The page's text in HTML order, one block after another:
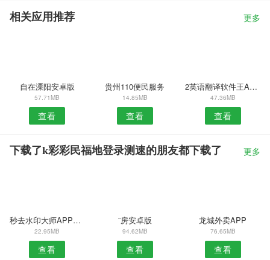
相关应用推荐 更多
自在溧阳安卓版
57.71MB
查看
贵州110便民服务
14.85MB
查看
2英语翻译软件王APP
47.36MB
查看
下载了k彩彩民福地登录测速的朋友都下载了 更多
秒去水印大师APP安装
22.95MB
查看
¨房安卓版
94.62MB
查看
龙城外卖APP
76.65MB
查看